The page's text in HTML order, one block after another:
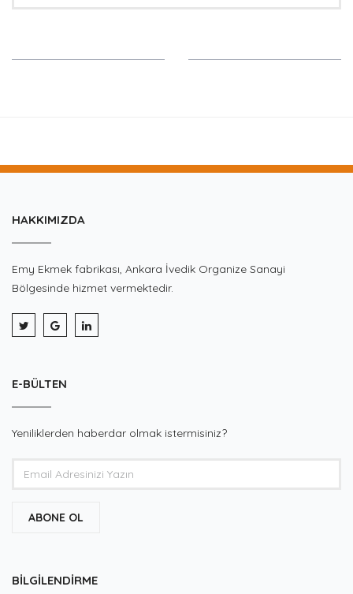
HAKKIMIZDA
Emy Ekmek fabrikası, Ankara İvedik Organize Sanayi
Bölgesinde hizmet vermektedir.
E-BÜLTEN
Yeniliklerden haberdar olmak istermisiniz?
ABONE OL
BILGILENDIRME